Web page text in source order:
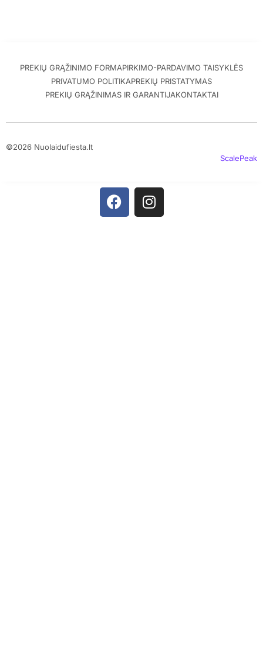
PREKIŲ GRĄŽINIMO FORMAPIRKIMO-PARDAVIMO TAISYKLĖS
PRIVATUMO POLITIKAPREKIŲ PRISTATYMAS
PREKIŲ GRĄŽINIMAS IR GARANTIJAKONTAKTAI
©2026 Nuolaidufiesta.lt
ScalePeak